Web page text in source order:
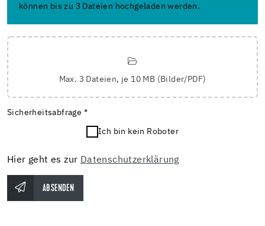
können bis zu 3 Dateien hochgeladen werden.
Max. 3 Dateien, je 10 MB (Bilder/PDF)
Sicherheitsabfrage *
Ich bin kein Roboter
Hier geht es zur Datenschutzerklärung
ABSENDEN